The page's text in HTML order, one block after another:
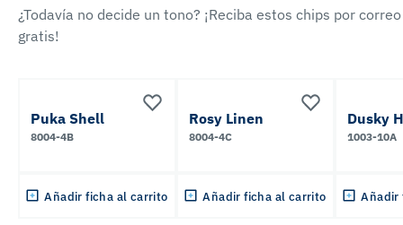
¿Todavía no decide un tono? ¡Reciba estos chips por correo
gratis!
Puka Shell
8004-4B
Añadir ficha al carrito
Rosy Linen
8004-4C
Añadir ficha al carrito
Dusky
1003-10A
Añadir